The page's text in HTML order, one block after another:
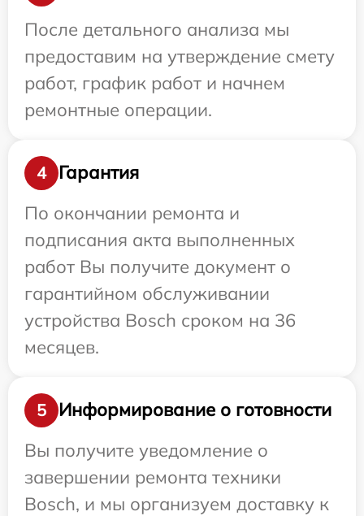
После детального анализа мы
предоставим на утверждение смету
работ, график работ и начнем
ремонтные операции.
4
Гарантия
По окончании ремонта и
подписания акта выполненных
работ Вы получите документ о
гарантийном обслуживании
устройства Bosch сроком на 36
месяцев.
5
Информирование о готовности
Вы получите уведомление о
завершении ремонта техники
Bosch, и мы организуем доставку к